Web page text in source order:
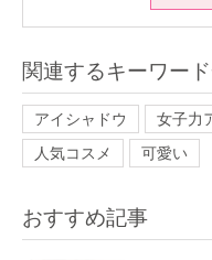
関連するキーワー
アイシャドウ 女子力
人気コスメ
可愛い
おすすめ記事